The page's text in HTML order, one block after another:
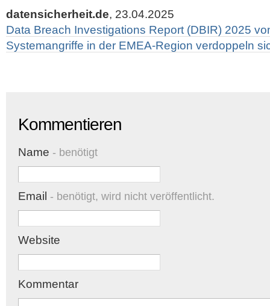
datensicherheit.de, 23.04.2025
Data Breach Investigations Report (DBIR) 2025
Systemangriffe in der EMEA-Region verdoppeln
Kommentieren
Name - benötigt
Email - benötigt, wird nicht veröffentlicht.
Website
Kommentar